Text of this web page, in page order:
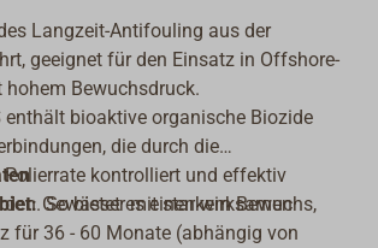
Langzeit-Antifouling aus der
geeignet für den Einsatz in Offshore-
hohem Bewuchsdruck.
enthält bioaktive organische Biozide
die durch die
kontrolliert und effektiv
So bietet es einen wirksamen
für 36 - 60 Monate (abhängig von
Gewässer mit starkem Bewuchs,